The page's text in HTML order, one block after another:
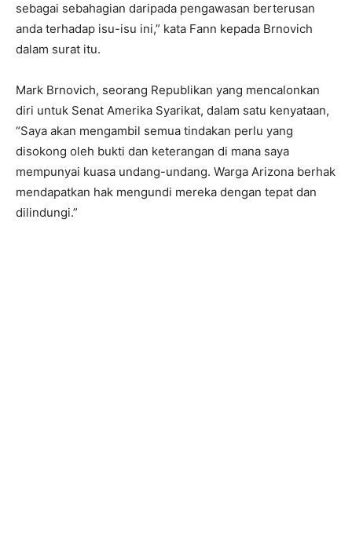
sebagai sebahagian daripada pengawasan berterusan
anda terhadap isu-isu ini,” kata Fann kepada Brnovich
dalam surat itu.
Mark Brnovich, seorang Republikan yang mencalonkan
diri untuk Senat Amerika Syarikat, dalam satu kenyataan,
“Saya akan mengambil semua tindakan perlu yang
disokong oleh bukti dan keterangan di mana saya
mempunyai kuasa undang-undang. Warga Arizona berhak
mendapatkan hak mengundi mereka dengan tepat dan
dilindungi.”